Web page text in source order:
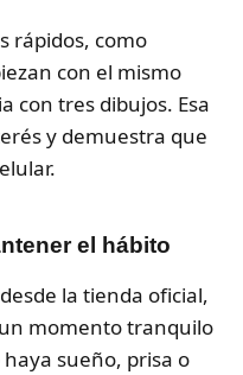
rápidos, como
con el mismo
con tres dibujos. Esa
y demuestra que
el hábito
la tienda oficial,
momento tranquilo
sueño, prisa o